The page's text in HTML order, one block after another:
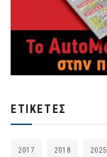
ΕΤΙΚΈΤΕΣ
2017 2018 2025